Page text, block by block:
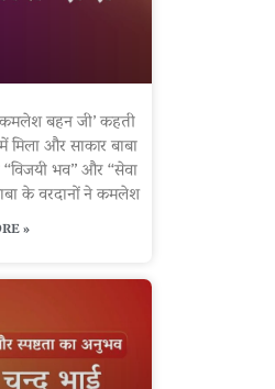
बहन जी’ कहती
मिला और साकार बाबा
भव” और “सेवा
के वरदानों ने कमलेश
»